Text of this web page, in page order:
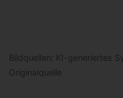
Bildquellen: KI-generiertes
Originalquelle